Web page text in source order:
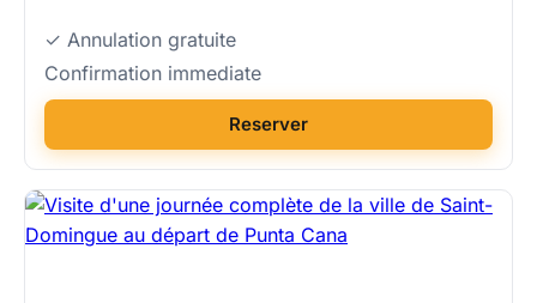
✓ Annulation gratuite
Confirmation immediate
Reserver